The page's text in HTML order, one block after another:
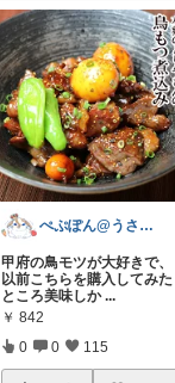
ぺぷぽん@うさぎ♡コメ返休止中
甲府の鳥モツが大好きで、
以前こちらを購入してみた
ところ美味しか ...
￥ 842
0 0 115